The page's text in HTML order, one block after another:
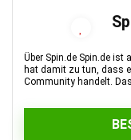
Über Spin.de Spin.de ist
hat damit zu tun, dass
Community handelt.